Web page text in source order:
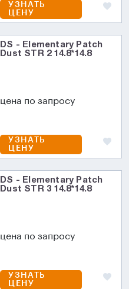
УЗНАТЬ
ЦЕНУ
DS - Elementary Patch
Dust STR 2 14.8*14.8
цена по запросу
УЗНАТЬ
ЦЕНУ
DS - Elementary Patch
Dust STR 3 14.8*14.8
цена по запросу
УЗНАТЬ
ЦЕНУ